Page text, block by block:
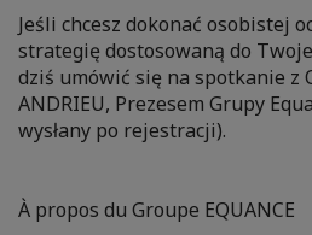
Jeśli chcesz dokonać osobistej
strategię dostosowaną do
dziś umówić się na spotkanie z
ANDRIEU, Prezesem Grupy
wysłany po rejestracji).
À propos du Groupe EQUANCE